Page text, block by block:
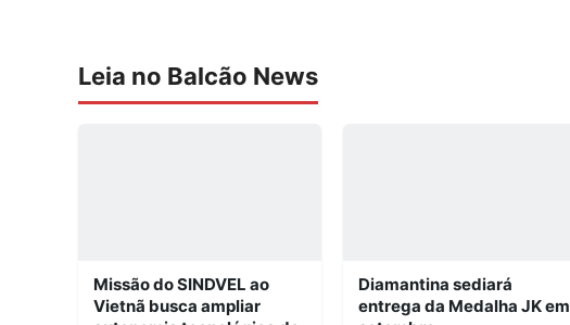
Leia no Balcão News
Missão do SINDVEL ao
Vietnã busca ampliar
Diamantina sediará
entrega da Medalha JK em